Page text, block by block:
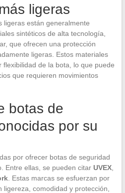
ligeras
ligeras están generalmente
sintéticos de alta tecnología,
que ofrecen una protección
ligeras. Estos materiales
de la bota, lo que puede
que requieren movimientos
botas de
por su
por ofrecer botas de seguridad
Entre ellas, se pueden citar UVEX,
. Estas marcas se esfuerzan por
comodidad y protección,